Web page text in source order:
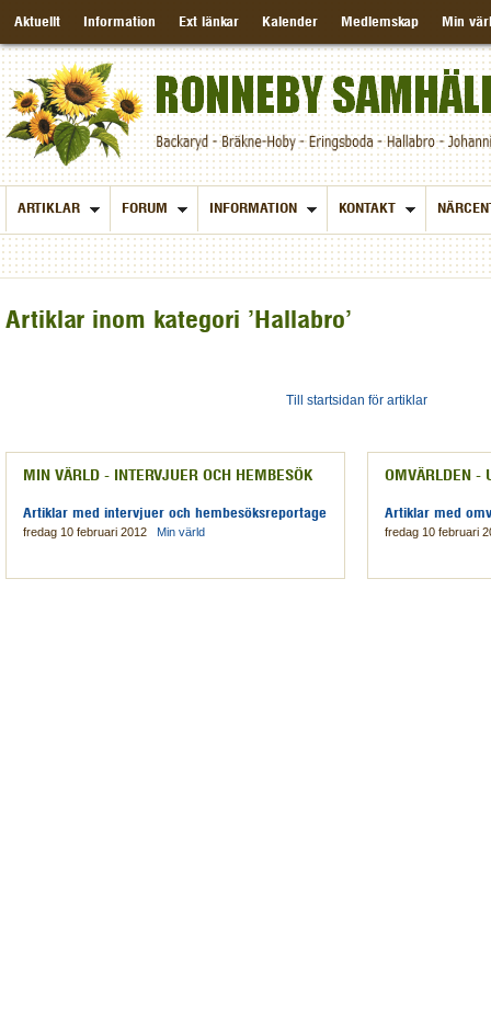
Aktuellt Information Ext länkar Kalender Medlemskap Min
ARTIKLAR FORUM INFORMATION KONTAKT
Artiklar inom kategori 'Hallabro'
Till startsidan för artiklar
MIN VÄRLD - INTERVJUER OCH HEMBESÖK
Artiklar med intervjuer och hembesöksreportage
fredag 10 februari 2012 Min värld
OMVÄRLDEN -
Artiklar med
fredag 10 februari